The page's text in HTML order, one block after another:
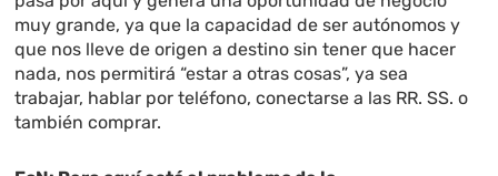
muy grande, ya que la capacidad de ser autónomos y
que nos lleve de origen a destino sin tener que hacer
nada, nos permitirá “estar a otras cosas”, ya sea
trabajar, hablar por teléfono, conectarse a las RR. SS. o
también comprar.